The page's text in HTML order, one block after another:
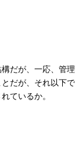
だが、一応、管
だが、それ以下
ているか。